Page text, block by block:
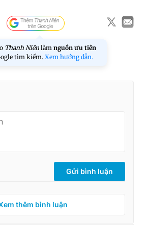
Thanh Niên làm nguồn ưu tiên
tìm kiếm. Xem hướng dẫn.
Gửi bình luận
thêm bình luận